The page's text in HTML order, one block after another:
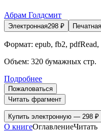
Абрам Голдсмит
Электронная298 ₽ Печатная
Формат: epub, fb2, pdfRead,
Объем: 320 бумажных стр.
Подробнее
Пожаловаться
Читать фрагмент
Купить электронную — 298 ₽
О книгеОглавлениеЧитать